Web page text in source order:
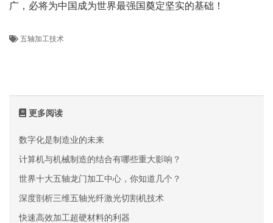
广，必将为中国成为世界最强国奠定坚实的基础！
五轴加工技术
更多阅读
数字化是制造业的未来
计算机与机械制造的结合有哪些重大影响？
世界十大五轴龙门加工中心，你知道几个？
深度剖析三维五轴光纤激光切割机技术
快速高效加工超硬材料的利器